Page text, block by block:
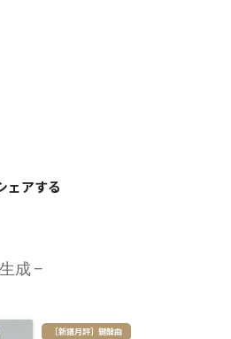
ェアする
成
［新譜月評］鍵盤曲